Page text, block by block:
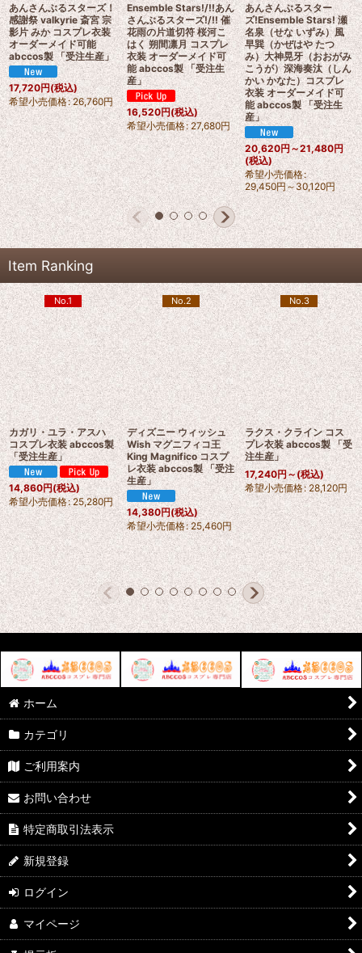
あんさんぶるスターズ！
感謝祭 valkyrie 斎宮 宗
影片 みか コスプレ衣装
オーダーメイド可能
abccos製 「受注生産」
17,720円(税込)
希望小売価格: 26,760円
Ensemble Stars!/!!あん
さんぶるスターズ!/!! 催
花雨の片道切符 桜河こ
はく 朔間凛月 コスプレ
衣装 オーダーメイド可
能 abccos製 「受注生
産」
16,520円(税込)
希望小売価格: 27,680円
あんさんぶるスター
ズ!Ensemble Stars! 瀬
名泉（せな いずみ）風
早巽（かぜはや たつ
み）大神晃牙（おおがみ
こうが）深海奏汰（しん
かい かなた）コスプレ
衣装 オーダーメイド可
能 abccos製 「受注生
産」
20,620円～21,480円
(税込)
希望小売価格:
29,450円～30,120円
Item Ranking
No.1
カガリ・ユラ・アスハ
コスプレ衣装 abccos製
「受注生産」
14,860円(税込)
希望小売価格: 25,280円
No.2
ディズニー ウィッシュ
Wish マグニフィコ王
King Magnifico コスプ
レ衣装 abccos製 「受注
生産」
14,380円(税込)
希望小売価格: 25,460円
No.3
ラクス・クライン コス
プレ衣装 abccos製 「受
注生産」
17,240円～(税込)
希望小売価格: 28,120円
ホーム
カテゴリ
ご利用案内
お問い合わせ
特定商取引法表示
新規登録
ログイン
マイページ